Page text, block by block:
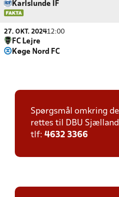
Karlslunde IF
27. OKT. 202412:00
FC Lejre
Køge Nord FC
Spørgsmål omkring
rettes til DBU
tlf: 4632 3366